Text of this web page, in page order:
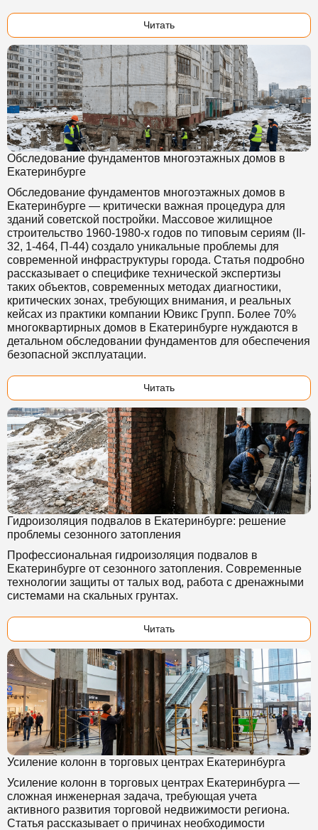
Читать
Обследование фундаментов многоэтажных домов в
Екатеринбурге
Обследование фундаментов многоэтажных домов в
Екатеринбурге — критически важная процедура для
зданий советской постройки. Массовое жилищное
строительство 1960-1980-х годов по типовым сериям (II-
32, 1-464, П-44) создало уникальные проблемы для
современной инфраструктуры города. Статья подробно
рассказывает о специфике технической экспертизы
таких объектов, современных методах диагностики,
критических зонах, требующих внимания, и реальных
кейсах из практики компании Ювикс Групп. Более 70%
многоквартирных домов в Екатеринбурге нуждаются в
детальном обследовании фундаментов для обеспечения
безопасной эксплуатации.
Читать
Гидроизоляция подвалов в Екатеринбурге: решение
проблемы сезонного затопления
Профессиональная гидроизоляция подвалов в
Екатеринбурге от сезонного затопления. Современные
технологии защиты от талых вод, работа с дренажными
системами на скальных грунтах.
Читать
Усиление колонн в торговых центрах Екатеринбурга
Усиление колонн в торговых центрах Екатеринбурга —
сложная инженерная задача, требующая учета
активного развития торговой недвижимости региона.
Статья рассказывает о причинах необходимости